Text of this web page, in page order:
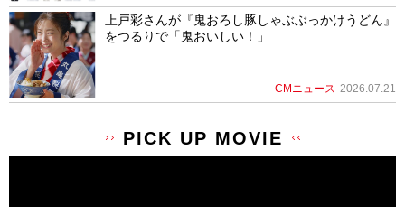
上戸彩さんが『鬼おろし豚しゃぶぶっかけうどん』
をつるりで「鬼おいしい！」
CMニュース 2026.07.21
PICK UP MOVIE